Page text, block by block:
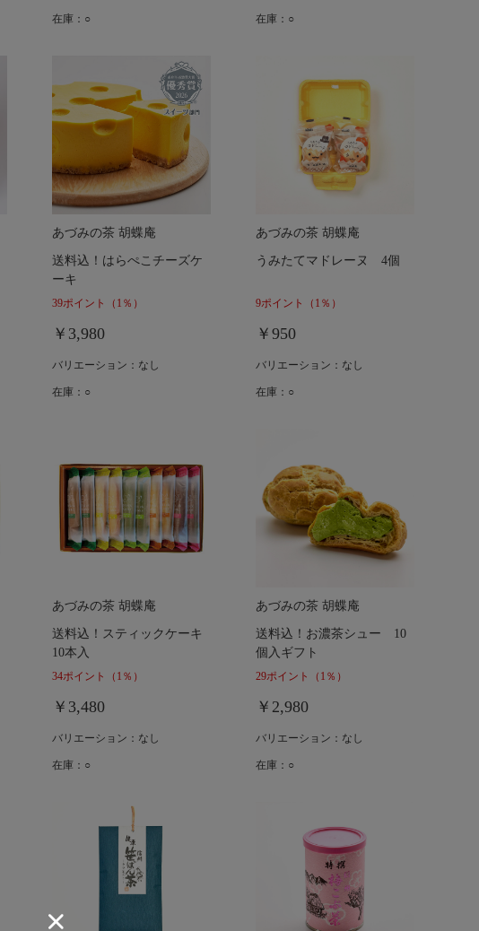
在庫：○ 在庫：○
あづみの茶 胡蝶庵
送料込！はらぺこチーズケ
ーキ
39ポイント （1％）
￥3,980
バリエーション：なし
在庫：○
あづみの茶 胡蝶庵
うみたてマドレーヌ 4個
9ポイント （1％）
￥950
バリエーション：なし
在庫：○
あづみの茶 胡蝶庵
送料込！スティックケーキ
10本入
34ポイント （1％）
￥3,480
バリエーション：なし
在庫：○
あづみの茶 胡蝶庵
送料込！お濃茶シュー 10
個入ギフト
29ポイント （1％）
￥2,980
バリエーション：なし
在庫：○